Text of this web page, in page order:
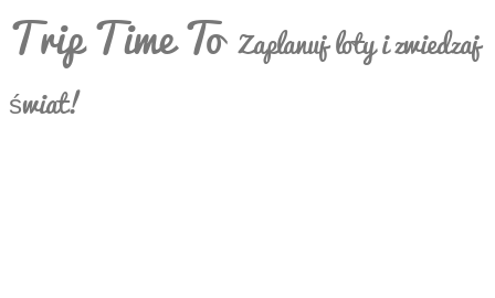
Trip Time To Zaplanuj loty i zwiedzaj
świat!